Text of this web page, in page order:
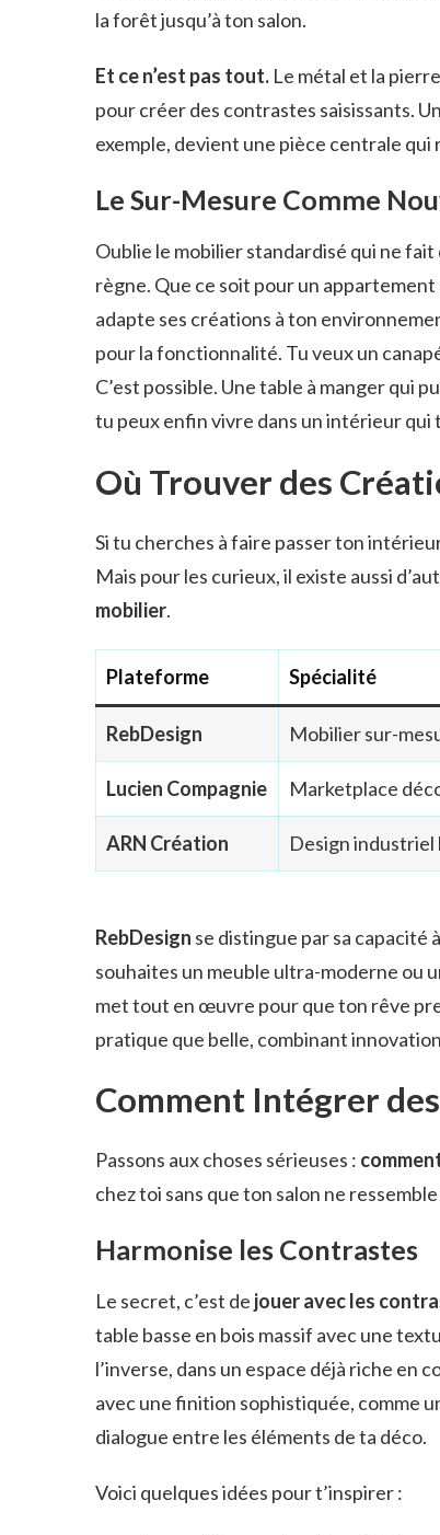
la forêt jusqu’à ton salon.
Et ce n’est pas tout. Le métal et la
pour créer des contrastes saisissants.
exemple, devient une pièce centrale qui
Le Sur-Mesure Comme
Oublie le mobilier standardisé qui ne fait
règne. Que ce soit pour un appartement
adapte ses créations à ton
pour la fonctionnalité. Tu veux un
C’est possible. Une table à manger qui
tu peux enfin vivre dans un intérieur
Où Trouver des
Si tu cherches à faire passer ton
Mais pour les curieux, il existe aussi
mobilier.
Plateforme Spécialité
RebDesign Mobilier sur-
Lucien Compagnie Marketplace
ARN Création Design industriel
RebDesign se distingue par sa capacité
souhaites un meuble ultra-moderne ou
met tout en œuvre pour que ton rêve
pratique que belle, combinant
Comment Intégrer
Passons aux choses sérieuses :
chez toi sans que ton salon ne
Harmonise les Contrastes
Le secret, c’est de jouer avec les
table basse en bois massif avec une
l’inverse, dans un espace déjà riche en
avec une finition sophistiquée, comme
dialogue entre les éléments de ta déco.
Voici quelques idées pour t’inspirer :